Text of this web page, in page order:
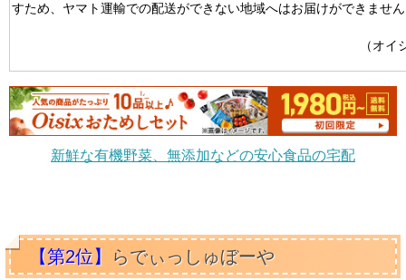
すため、ヤマト運輸での配送ができない地域へはお届けができませ
（オ
新鮮な有機野菜、無添加などの安心食品の宅配
【第2位】 らでぃっしゅぼーや